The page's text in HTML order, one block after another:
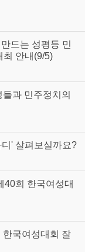
드는 성평등 민
최 안내(9/5)
과 민주정치의
' 살펴보실까요?
40회 한국여성대
한국여성대회 잘